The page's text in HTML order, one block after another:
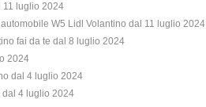
11 luglio 2024
W5 Lidl Volantino dal 11 luglio 2024
fai da te dal 8 luglio 2024
2024
dal 4 luglio 2024
dal 4 luglio 2024